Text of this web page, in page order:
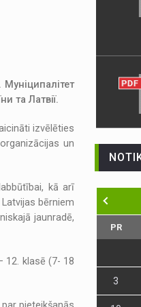
та Латвії.
izvēlēties
un
kā arī
bērniem
jaunradē,
12. klasē (7- 18
PR
3